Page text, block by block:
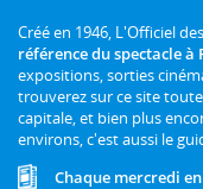
Créé en 1946, L'Officiel
référence du spectacle à
expositions, sorties
trouverez sur ce site
capitale, et bien plus
environs, c'est aussi le
Chaque mercredi